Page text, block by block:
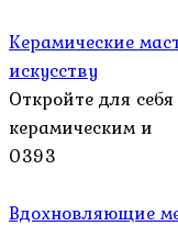
Керамические
искусству
Откройте для
керамическим и
0393
Вдохновляющие